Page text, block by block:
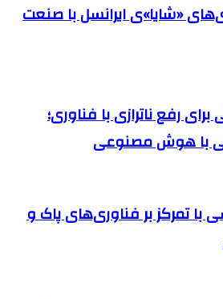
«شایا»ی ایرانسل با صنعت
رفع ناترازی با فناوری؛
با هوش مصنوعی
با تمرکز بر فناوری‌های پاک و